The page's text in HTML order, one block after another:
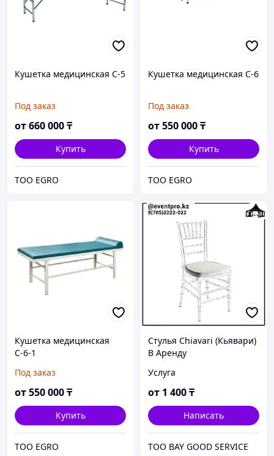
Кушетка медицинская С-5
Под заказ
от660 000₸
Купить
TOO EGRO
Кушетка медицинская С-6
Под заказ
от550 000₸
Купить
TOO EGRO
Кушетка медицинская
С-6-1
Под заказ
от550 000₸
Купить
TOO EGRO
Стулья Chiavari (Кьявари)
В Аренду
Услуга
от 1 400₸
Написать
ТОО BAY GOOD SERVICE